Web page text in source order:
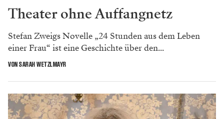
Theater ohne Auffangnetz
Stefan Zweigs Novelle „24 Stunden aus dem Leben
einer Frau“ ist eine Geschichte über den...
VON SARAH WETZLMAYR